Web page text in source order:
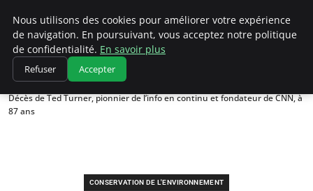
Climatedebtagents
Accueil
Conservation de l'environnement
Décès de Ted Turner, pionnier de l’info en continu et fondateur de CNN, à
87 ans
CONSERVATION DE L'ENVIRONNEMENT
Nous utilisons des cookies pour améliorer votre expérience
de navigation. En poursuivant, vous acceptez notre politique
de confidentialité. En savoir plus
Refuser Accepter